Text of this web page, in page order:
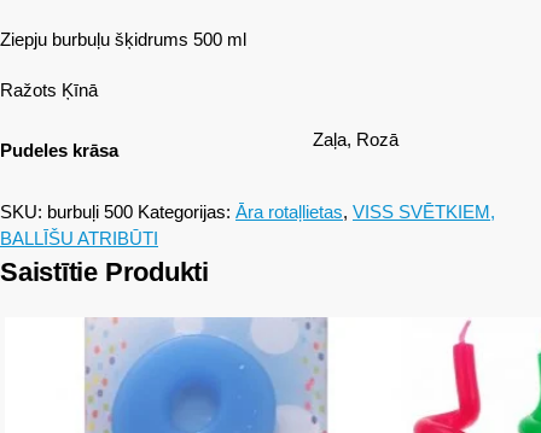
Ziepju burbuļu šķidrums 500 ml
Ražots Ķīnā
Pudeles krāsa
Zaļa, Rozā
SKU: burbuļi 500 Kategorijas: Āra rotaļlietas, VISS SVĒTKIEM,
BALLĪŠU ATRIBŪTI
Saistītie Produkti